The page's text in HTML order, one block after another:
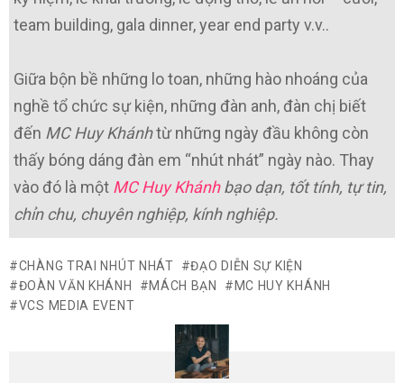
team building, gala dinner, year end party v.v..
Giữa bộn bề những lo toan, những hào nhoáng của
nghề tổ chức sự kiện, những đàn anh, đàn chị biết
đến MC Huy Khánhtừ những ngày đầu không còn
thấy bóng dáng đàn em “nhút nhát” ngày nào. Thay
vào đó là một MC Huy Khánhbạo dạn, tốt tính, tự tin,
chỉn chu, chuyên nghiệp, kính nghiệp.
CHÀNG TRAI NHÚT NHÁT
ĐẠO DIỄN SỰ KIỆN
ĐOÀN VĂN KHÁNH
MÁCH BẠN
MC HUY KHÁNH
VCS MEDIA EVENT